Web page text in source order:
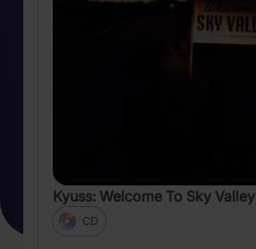
Kyuss: Welcome To Sky Valley
CD